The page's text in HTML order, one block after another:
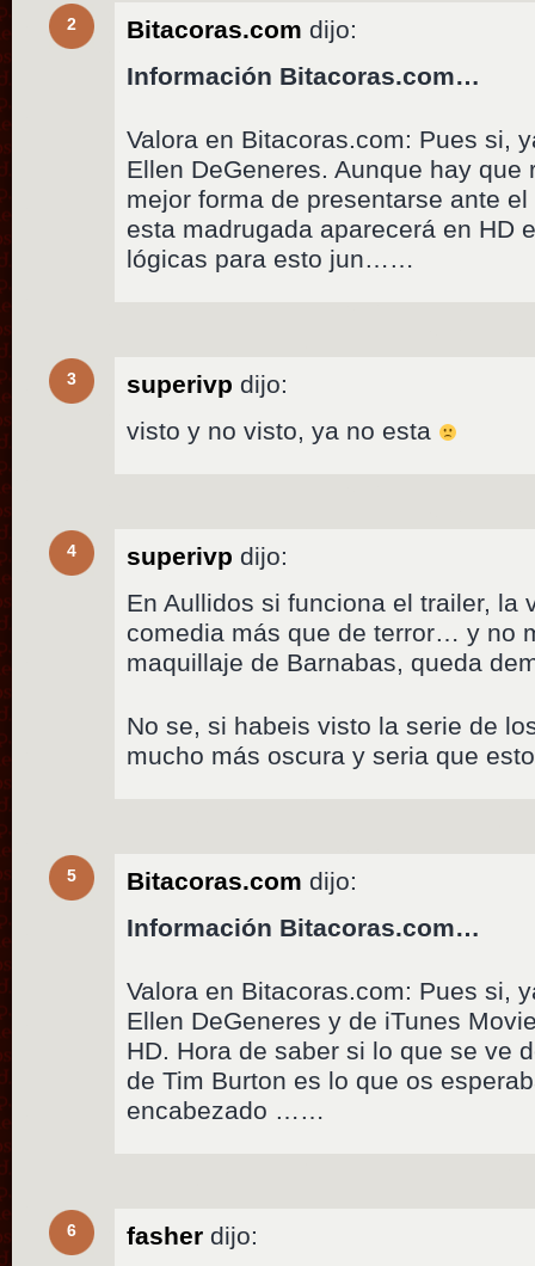
2 Bitacoras.com dijo:
Información Bitacoras.com…
Valora en Bitacoras.com: Pues si,
Ellen DeGeneres. Aunque hay
mejor forma de presentarse ante
esta madrugada aparecerá en HD
lógicas para esto jun……
3 superivp dijo:
visto y no visto, ya no esta
4 superivp dijo:
En Aullidos si funciona el trailer, la
comedia más que de terror… y no
maquillaje de Barnabas, queda
No se, si habeis visto la serie de
mucho más oscura y seria que
5 Bitacoras.com dijo:
Información Bitacoras.com…
Valora en Bitacoras.com: Pues si,
Ellen DeGeneres y de iTunes
HD. Hora de saber si lo que se ve
de Tim Burton es lo que os
encabezado ……
6 fasher dijo: